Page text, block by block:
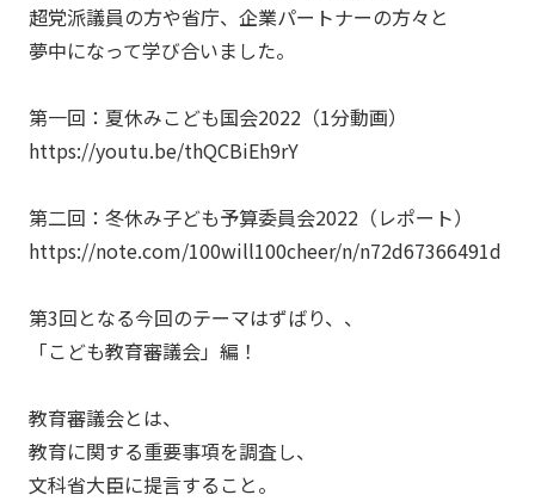
超党派議員の方や省庁、企業パートナーの方々と
夢中になって学び合いました。
第一回：夏休みこども国会2022（1分動画）
https://youtu.be/thQCBiEh9rY
第二回：冬休み子ども予算委員会2022（レポート）
https://note.com/100will100cheer/n/n72d67366491d
第3回となる今回のテーマはずばり、、
「こども教育審議会」編！
教育審議会とは、
教育に関する重要事項を調査し、
文科省大臣に提言すること。